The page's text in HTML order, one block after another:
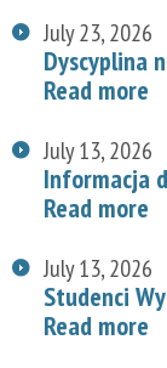
July 23, 2026
Dyscyplina
Read more
July 13, 2026
Informacja
Read more
July 13, 2026
Studenci
Read more